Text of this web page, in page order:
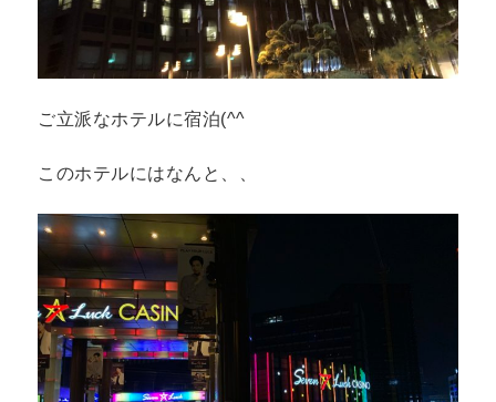
ご立派なホテルに宿泊(^^ゞ
このホテルにはなんと、、